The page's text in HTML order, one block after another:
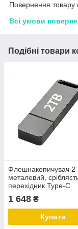
Повернення товару
Всі умови
Подібні товари
Флешнакопичувач 2
металевий,
перехідник Type-C
1 648 ₴
Купити